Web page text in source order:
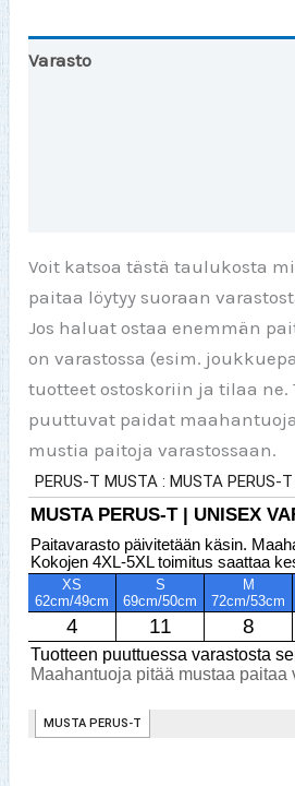
Varasto
Voit katsoa tästä taulukosta
paitaa löytyy suoraan
Jos haluat ostaa enemmän
on varastossa (esim.
tuotteet ostoskoriin ja tilaa ne.
puuttuvat paidat
mustia paitoja varastossaan.